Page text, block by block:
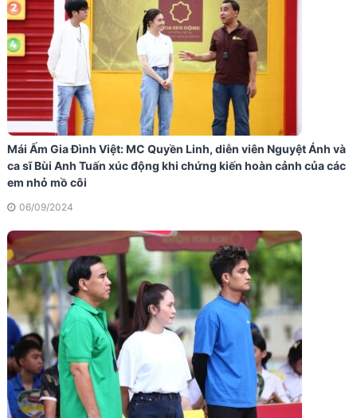
Mái Ấm Gia Đình Việt: MC Quyền Linh, diễn viên Nguyệt Ánh và
ca sĩ Bùi Anh Tuấn xúc động khi chứng kiến hoàn cảnh của các
em nhỏ mồ côi
06/09/2024